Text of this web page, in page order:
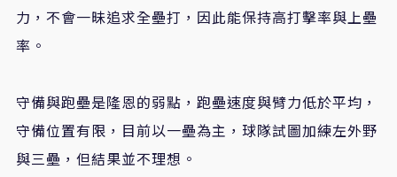
力，不會一昧追求全壘打，因此能保持高打擊率與上壘
率。
守備與跑壘是隆恩的弱點，跑壘速度與臂力低於平均，
守備位置有限，目前以一壘為主，球隊試圖加練左外野
與三壘，但結果並不理想。